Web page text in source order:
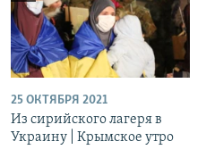
25 ОКТЯБРЯ 2021
Из сирийского лагеря в
Украину | Крымское утро